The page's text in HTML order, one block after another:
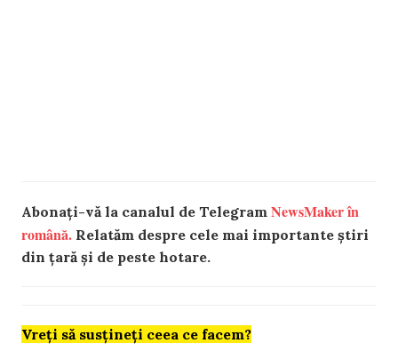
Abonați-vă la canalul de Telegram NewsMaker în
română. Relatăm despre cele mai importante știri
din țară și de peste hotare.
Vreți să susțineți ceea ce facem?